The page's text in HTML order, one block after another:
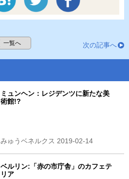
一覧へ 次の記事へ
ミュンヘン：レジデンツに新たな美
術館!?
みゅうベネルクス 2019-02-14
ベルリン:「赤の市庁舎」のカフェテ
リア